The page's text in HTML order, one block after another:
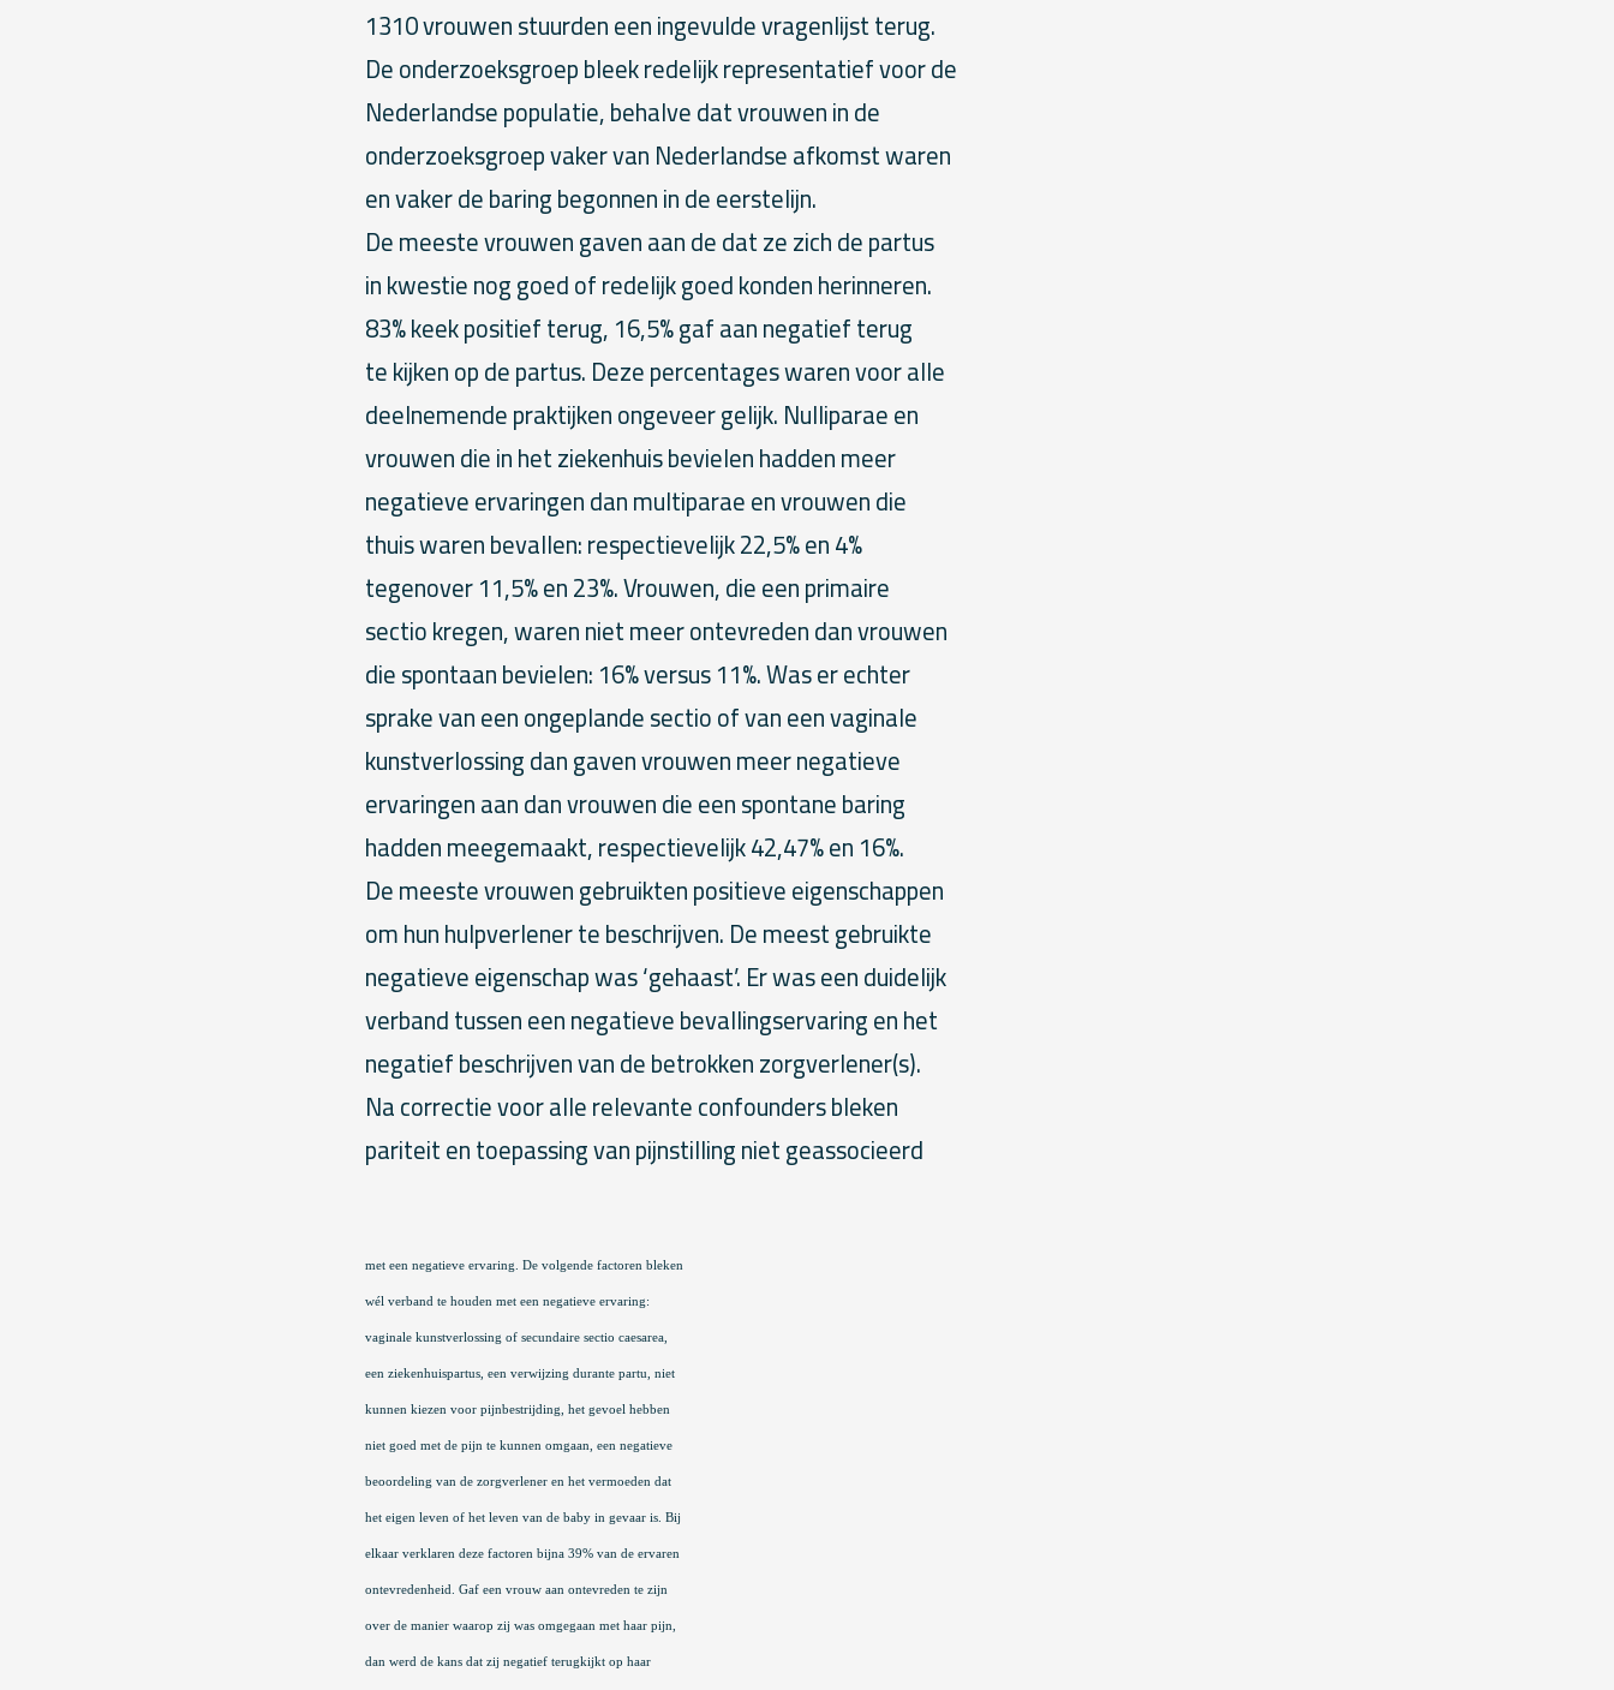
1310 vrouwen stuurden een ingevulde vragenlijst terug.
De onderzoeksgroep bleek redelijk representatief voor de
Nederlandse populatie, behalve dat vrouwen in de
onderzoeksgroep vaker van Nederlandse afkomst waren
en vaker de baring begonnen in de eerstelijn.
De meeste vrouwen gaven aan de dat ze zich de partus
in kwestie nog goed of redelijk goed konden herinneren.
83% keek positief terug, 16,5% gaf aan negatief terug
te kijken op de partus. Deze percentages waren voor alle
deelnemende praktijken ongeveer gelijk. Nulliparae en
vrouwen die in het ziekenhuis bevielen hadden meer
negatieve ervaringen dan multiparae en vrouwen die
thuis waren bevallen: respectievelijk 22,5% en 4%
tegenover 11,5% en 23%. Vrouwen, die een primaire
sectio kregen, waren niet meer ontevreden dan vrouwen
die spontaan bevielen: 16% versus 11%. Was er echter
sprake van een ongeplande sectio of van een vaginale
kunstverlossing dan gaven vrouwen meer negatieve
ervaringen aan dan vrouwen die een spontane baring
hadden meegemaakt, respectievelijk 42,47% en 16%.
De meeste vrouwen gebruikten positieve eigenschappen
om hun hulpverlener te beschrijven. De meest gebruikte
negatieve eigenschap was ‘gehaast’. Er was een duidelijk
verband tussen een negatieve bevallingservaring en het
negatief beschrijven van de betrokken zorgverlener(s).
Na correctie voor alle relevante confounders bleken
pariteit en toepassing van pijnstilling niet geassocieerd
met een negatieve ervaring. De volgende factoren bleken
wél verband te houden met een negatieve ervaring:
vaginale kunstverlossing of secundaire sectio caesarea,
een ziekenhuispartus, een verwijzing durante partu, niet
kunnen kiezen voor pijnbestrijding, het gevoel hebben
niet goed met de pijn te kunnen omgaan, een negatieve
beoordeling van de zorgverlener en het vermoeden dat
het eigen leven of het leven van de baby in gevaar is. Bij
elkaar verklaren deze factoren bijna 39% van de ervaren
ontevredenheid. Gaf een vrouw aan ontevreden te zijn
over de manier waarop zij was omgegaan met haar pijn,
dan werd de kans dat zij negatief terugkijkt op haar